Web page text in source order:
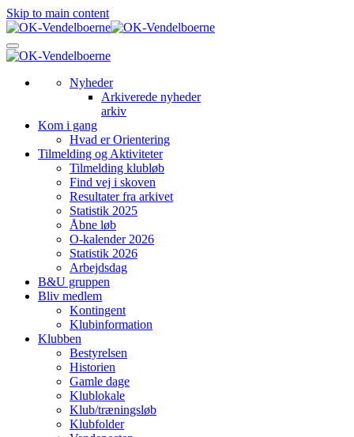
Skip to main content
Nyheder
Arkiverede nyheder
arkiv
Kom i gang
Hvad er Orientering
Tilmelding og Aktiviteter
Tilmelding klubløb
Find vej i skoven
Resultater fra arkivet
Statistik 2025
Åbne løb
O-kalender 2026
Statistik 2026
Arbejdsdag
B&U gruppen
Bliv medlem
Kontingent
Klubinformation
Klubben
Bestyrelsen
Historien
Gamle dage
Klublokale
Klub/træningsløb
Klubfolder